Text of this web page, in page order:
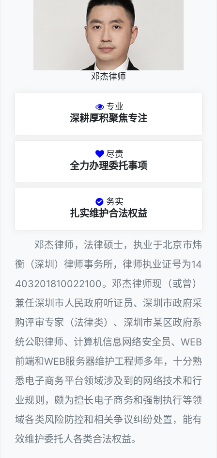
邓杰律师
专业
深耕厚积聚焦专注
尽责
全力办理委托事项
务实
扎实维护合法权益
邓杰律师，法律硕士，执业于北京市炜
衡（深圳）律师事务所，律师执业证号为14
403201810022100。邓杰律师现（或曾）
兼任深圳市人民政府听证员、深圳市政府采
购评审专家（法律类）、深圳市某区政府系
统公职律师、计算机信息网络安全员、WEB
前端和WEB服务器维护工程师多年，十分熟
悉电子商务平台领域涉及到的网络技术和行
业规则，颇为擅长电子商务和强制执行等领
域各类风险防控和相关争议纠纷处置，能有
效维护委托人各类合法权益。